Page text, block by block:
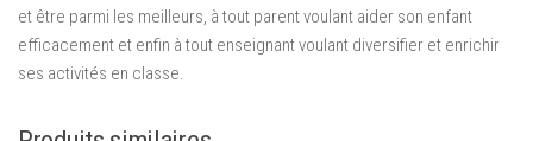
et être parmi les meilleurs, à tout parent voulant aider son enfant
efficacement et enfin à tout enseignant voulant diversifier et enrichir
ses activités en classe.